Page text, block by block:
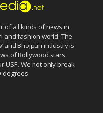
of all kinds of news in
and fashion world. The
and Bhojpuri industry is
of Bollywood stars
USP. We not only break
degrees.